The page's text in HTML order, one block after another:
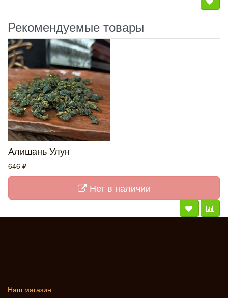
Рекомендуемые товары
Алишань Улун
646 ₽
Нет в наличии
Наш магазин